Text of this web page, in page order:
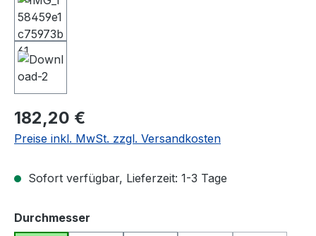
Regulärer Preis:
182,20 €
Preise inkl. MwSt. zzgl. Versandkosten
Sofort verfügbar, Lieferzeit: 1-3 Tage
Durchmesser